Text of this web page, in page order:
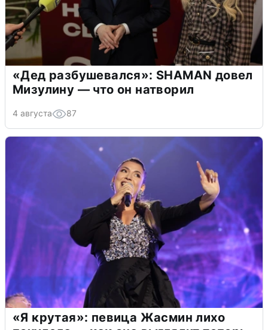
«Дед разбушевался»: SHAMAN довел
Мизулину — что он натворил
4 августа 87
«Я крутая»: певица Жасмин лихо